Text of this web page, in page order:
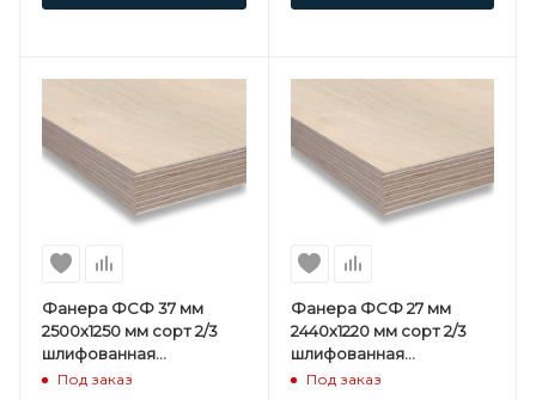
Фанера ФСФ 37 мм
2500х1250 мм сорт 2/3
шлифованная
березовая
Под заказ
Фанера ФСФ 27 мм
2440х1220 мм сорт 2/3
шлифованная
березовая
Под заказ